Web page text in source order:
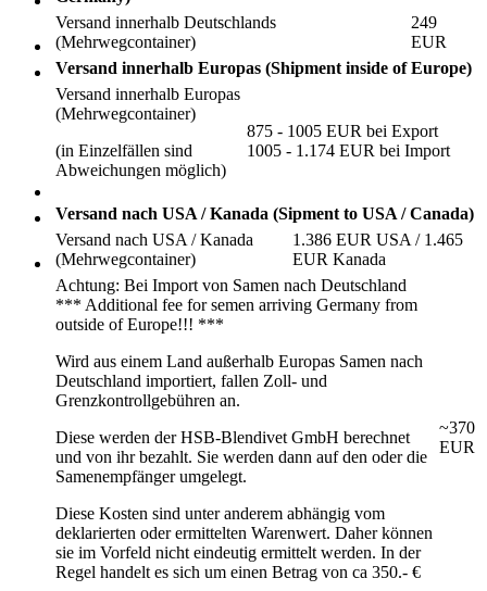
Versand innerhalb Deutschlands
(Mehrwegcontainer)
249
EUR
Versand innerhalb Europas (Shipment inside of Europe)
Versand innerhalb Europas
(Mehrwegcontainer)
(in Einzelfällen sind
Abweichungen möglich)
875 - 1005 EUR bei Export
1005 - 1.174 EUR bei Import
Versand nach USA / Kanada (Sipment to USA / Canada)
Versand nach USA / Kanada
(Mehrwegcontainer)
1.386 EUR USA / 1.465
EUR Kanada
Achtung: Bei Import von Samen nach Deutschland
*** Additional fee for semen arriving Germany from
outside of Europe!!! ***
Wird aus einem Land außerhalb Europas Samen nach
Deutschland importiert, fallen Zoll- und
Grenzkontrollgebühren an.
Diese werden der HSB-Blendivet GmbH berechnet
und von ihr bezahlt. Sie werden dann auf den oder die
Samenempfänger umgelegt.
Diese Kosten sind unter anderem abhängig vom
deklarierten oder ermittelten Warenwert. Daher können
sie im Vorfeld nicht eindeutig ermittelt werden. In der
Regel handelt es sich um einen Betrag von ca 350.- €
~370
EUR